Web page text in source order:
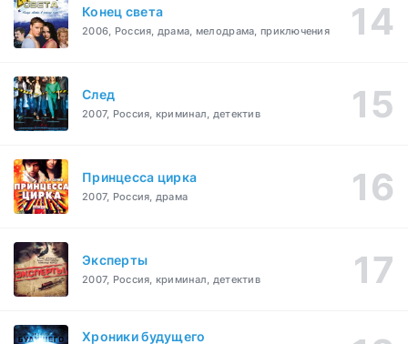
Конец света
2006, Россия, драма, мелодрама, приключения
След
2007, Россия, криминал, детектив
Принцесса цирка
2007, Россия, драма
Эксперты
2007, Россия, криминал, детектив
Хроники будущего